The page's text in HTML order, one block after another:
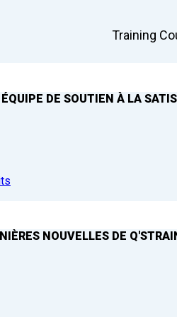
Training
DE SOUTIEN À LA
NOUVELLES DE